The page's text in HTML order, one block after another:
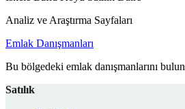
Analiz ve Araştırma Sayfaları
Emlak Danışmanları
Bu bölgedeki emlak danışmanlarını bulun
Satılık